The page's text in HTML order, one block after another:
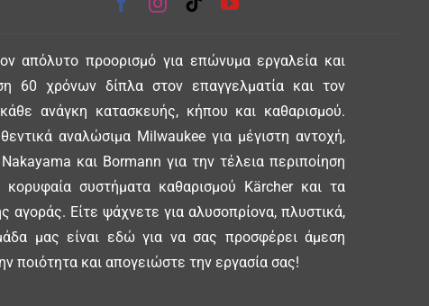
απόλυτο προορισμό για επώνυμα εργαλεία και
60 χρόνων δίπλα στον επαγγελματία και τον
ανάγκη κατασκευής, κήπου και καθαρισμού.
αναλώσιμα Milwaukee για μέγιστη αντοχή,
και Bormann για την τέλεια περιποίηση
συστήματα καθαρισμού Kärcher και τα
αγοράς. Είτε ψάχνετε για αλυσοπρίονα, πλυστικά,
μας είναι εδώ για να σας προσφέρει άμεση
ποιότητα και απογειώστε την εργασία σας!